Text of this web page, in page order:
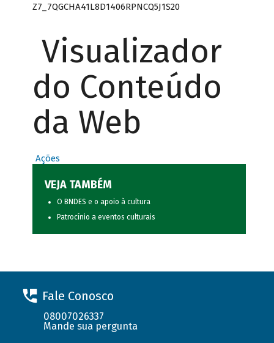
Z7_7QGCHA41L8D1406RPNCQ5J1S20
Visualizador
do Conteúdo
da Web
Ações
VEJA TAMBÉM
O BNDES e o apoio à cultura
Patrocínio a eventos culturais
Fale Conosco
08007026337
Mande sua pergunta